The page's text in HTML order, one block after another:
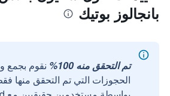
بانجالوز بوتيك
تم التحقق منه 100%
نقوم بجمع
الحجوزات التي تم التحقق منها